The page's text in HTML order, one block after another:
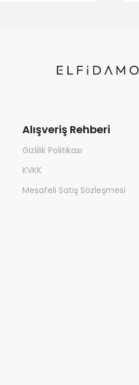
Alışveriş Rehberi
Gizlilik Politikası
KVKK
Mesafeli Satış Sözleşmesi